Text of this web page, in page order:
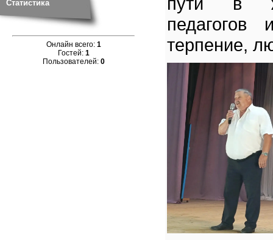
Статистика
Онлайн всего: 1
Гостей: 1
Пользователей: 0
терпение,